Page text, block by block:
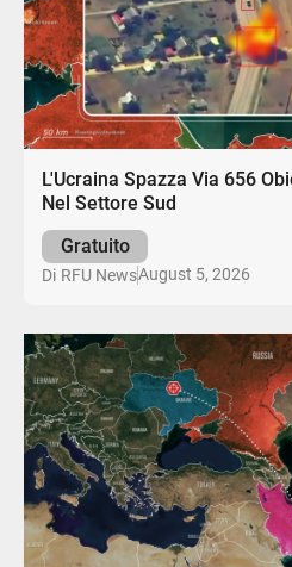
L'Ucraina Spazza Via 656
Nel Settore Sud
Gratuito
Di RFU NewsAugust 5, 2026